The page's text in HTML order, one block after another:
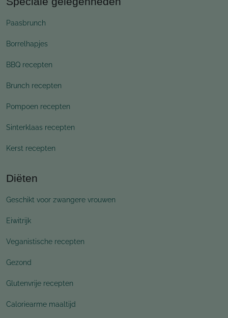
Paasbrunch
Borrelhapjes
BBQ recepten
Brunch recepten
Pompoen recepten
Sinterklaas recepten
Kerst recepten
Diëten
Geschikt voor zwangere vrouwen
Eiwitrijk
Veganistische recepten
Gezond
Glutenvrije recepten
Caloriearme maaltijd